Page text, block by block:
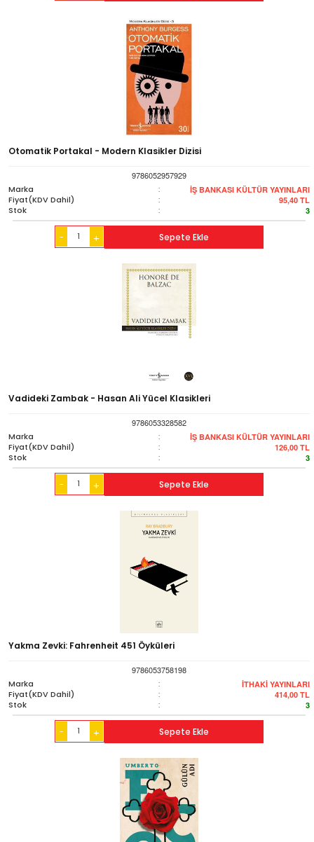
Otomatik Portakal - Modern Klasikler Dizisi
9786052957929
Marka
: İŞ BANKASI KÜLTÜR YAYINLARI
Fiyat(KDV Dahil) : 95,40 TL
Stok : 3
- + Sepete Ekle
Vadideki Zambak - Hasan Ali Yücel Klasikleri
9786053328582
Marka
: İŞ BANKASI KÜLTÜR YAYINLARI
Fiyat(KDV Dahil) : 126,00 TL
Stok : 3
- + Sepete Ekle
Yakma Zevki: Fahrenheit 451 Öyküleri
9786053758198
Marka
: İTHAKİ YAYINLARI
Fiyat(KDV Dahil) : 414,00 TL
Stok : 3
- + Sepete Ekle